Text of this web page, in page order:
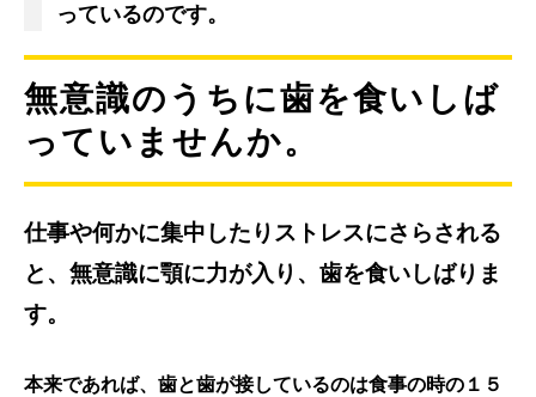
っているのです。
無意識のうちに歯を食いしば
っていませんか。
仕事や何かに集中したりストレスにさらされる
と、無意識に顎に力が入り、歯を食いしばりま
す。
本来であれば、歯と歯が接しているのは食事の時の１５